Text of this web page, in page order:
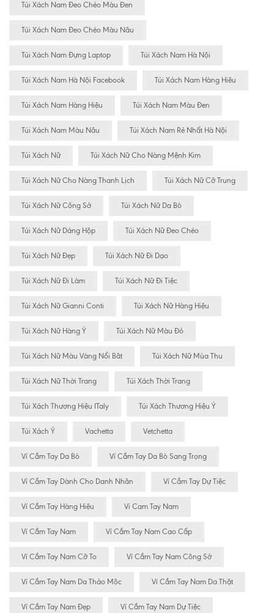
Túi Xách Nam Đeo Chéo Màu Đen
Túi Xách Nam Đeo Chéo Màu Nâu
Túi Xách Nam Đựng Laptop Túi Xách Nam Hà Nội
Túi Xách Nam Hà Nội Facebook Túi Xách Nam Hàng Hiêu
Túi Xách Nam Hàng Hiệu Túi Xách Nam Màu Đen
Túi Xách Nam Màu Nâu Túi Xách Nam Rẻ Nhất Hà Nội
Túi Xách Nữ Túi Xách Nữ Cho Nàng Mệnh Kim
Túi Xách Nữ Cho Nàng Thanh Lịch Túi Xách Nữ Cỡ Trung
Túi Xách Nữ Công Sở Túi Xách Nữ Da Bò
Túi Xách Nữ Dáng Hộp Túi Xách Nữ Đeo Chéo
Túi Xách Nữ Đẹp Túi Xách Nữ Đi Dạo
Túi Xách Nữ Đi Làm Túi Xách Nữ Đi Tiệc
Túi Xách Nữ Gianni Conti Túi Xách Nữ Hàng Hiệu
Túi Xách Nữ Hàng Ý Túi Xách Nữ Màu Đỏ
Túi Xách Nữ Màu Vàng Nổi Bât Túi Xách Nữ Mùa Thu
Túi Xách Nữ Thời Trang Túi Xách Thời Trang
Túi Xách Thương Hiệu ITaly Túi Xách Thương Hiệu Ý
Túi Xách Ý Vachetta Vetchetta
Ví Cầm Tay Da Bò Ví Cầm Tay Da Bò Sang Trọng
Ví Cầm Tay Dành Cho Danh Nhân Ví Cầm Tay Dự Tiệc
Ví Cầm Tay Hàng Hiệu Vi Cam Tay Nam
Ví Cầm Tay Nam Ví Cầm Tay Nam Cao Cấp
Ví Cầm Tay Nam Cỡ To Ví Cầm Tay Nam Công Sở
Ví Cầm Tay Nam Da Thảo Mộc Ví Cầm Tay Nam Da Thật
Ví Cầm Tay Nam Đẹp Ví Cầm Tay Nam Dự Tiệc